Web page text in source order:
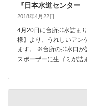
『日本水道センター
2018年4月22日
4月20日に台所排水詰ま
様】より、うれしいアン
ます。 ※台所の排水口が
スポーザーに生ゴミが詰